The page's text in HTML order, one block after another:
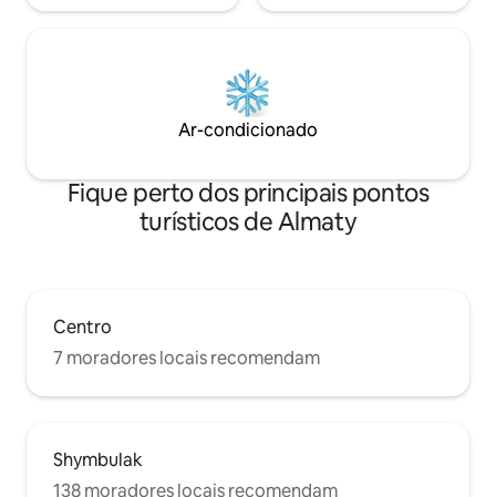
Ar-condicionado
Fique perto dos principais pontos
turísticos de Almaty
Centro
7 moradores locais recomendam
Shymbulak
138 moradores locais recomendam